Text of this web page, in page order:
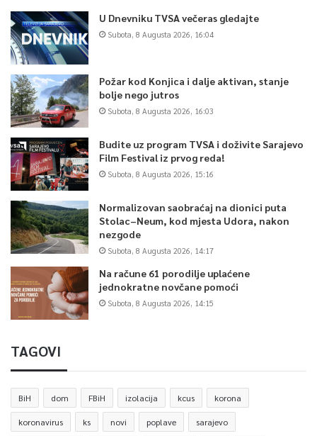
U Dnevniku TVSA večeras gledajte
Subota, 8 Augusta 2026, 16:04
Požar kod Konjica i dalje aktivan, stanje
bolje nego jutros
Subota, 8 Augusta 2026, 16:03
Budite uz program TVSA i doživite Sarajevo
Film Festival iz prvog reda!
Subota, 8 Augusta 2026, 15:16
Normalizovan saobraćaj na dionici puta
Stolac–Neum, kod mjesta Udora, nakon
nezgode
Subota, 8 Augusta 2026, 14:17
Na račune 61 porodilje uplaćene
jednokratne novčane pomoći
Subota, 8 Augusta 2026, 14:15
TAGOVI
BiH dom FBiH izolacija kcus korona
koronavirus ks novi poplave sarajevo